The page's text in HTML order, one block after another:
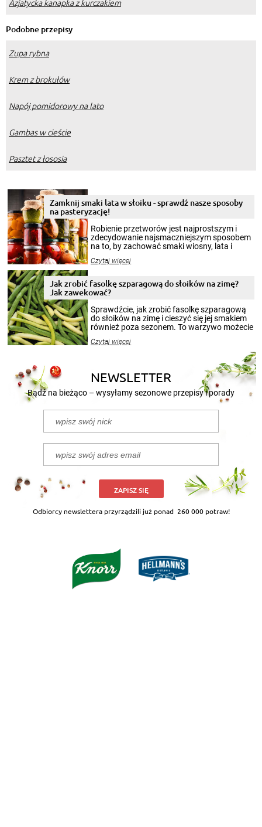
Azjatycka kanapka z kurczakiem
Podobne przepisy
Zupa rybna
Krem z brokułów
Napój pomidorowy na lato
Gambas w cieście
Pasztet z łososia
Zamknij smaki lata w słoiku - sprawdź nasze sposoby
na pasteryzację!
Robienie przetworów jest najprostszym i
zdecydowanie najsmaczniejszym sposobem
na to, by zachować smaki wiosny, lata i
krajobrazów, by cieszyć nimi oko w sezonie
pełni poczuć atmosferę cieplejszych
miesięcy. Przygotowanie słoików ze
patenty, które pozwolą zachować świeżość
przetworów.
Czytaj więcej
Jak zrobić fasolkę szparagową do słoików na zimę?
Jak zawekować?
Sprawdźcie, jak zrobić fasolkę szparagową
do słoików na zimę i cieszyć się jej smakiem
również poza sezonem. To warzywo możecie
nasze propozycje!
Czytaj więcej
NEWSLETTER
Bądź na bieżąco – wysyłamy sezonowe przepisy i porady
ZAPISZ SIĘ
Odbiorcy newslettera przyrządzili już ponad 260 000 potraw!